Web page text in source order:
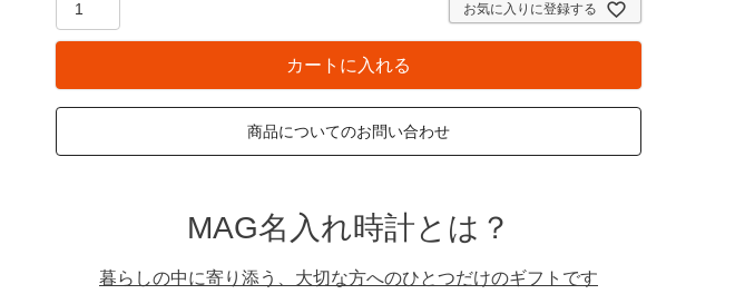
お気に入りに登録する
カートに入れる
商品についてのお問い合わせ
MAG名入れ時計とは？
暮らしの中に寄り添う、大切な方へのひとつだけのギフトです